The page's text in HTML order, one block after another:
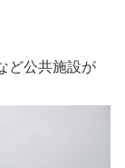
ど公共施設が